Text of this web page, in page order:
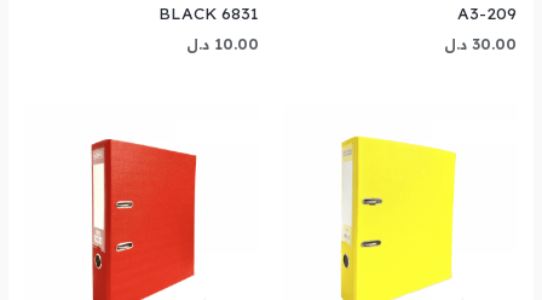
A3-209
30.00 د.ل
BLACK 6831
10.00 د.ل